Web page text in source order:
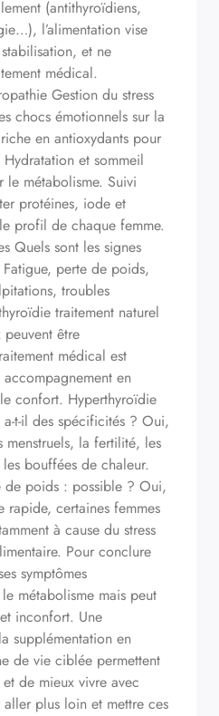
(antithyroïdiens,
l’alimentation vise
et ne
médical.
Gestion du stress
chocs émotionnels sur la
en antioxydants pour
et sommeil
le métabolisme. Suivi
protéines, iode et
profil de chaque femme.
Quels sont les signes
perte de poids,
troubles
traitement naturel
être
médical est
en
confort. Hyperthyroïdie
t-il des spécificités ? Oui,
menstruels, la fertilité, les
bouffées de chaleur.
de poids : possible ? Oui,
rapide, certaines femmes
à cause du stress
Pour conclure
symptômes
métabolisme mais peut
inconfort. Une
supplémentation en
de vie ciblée permettent
de mieux vivre avec
plus loin et mettre ces